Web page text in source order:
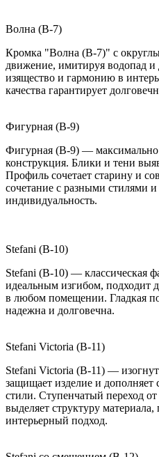
Волна (B-7)
Кромка "Волна (B-7)" с
движение, имитируя водопад и
изящество и гармонию в
качества гарантирует
Фигурная (B-9)
Фигурная (B-9) — максимально
конструкция. Блики и тени
Профиль сочетает старину и
сочетание с разными стилями
индивидуальность.
Stefani (B-10)
Stefani (B-10) — классическая
идеальным изгибом, подходит
в любом помещении. Гладкая
надежна и долговечна.
Stefani Victoria (B-11)
Stefani Victoria (B-11) —
защищает изделие и
стили. Ступенчатый переход
выделяет структуру
интерьерный подход.